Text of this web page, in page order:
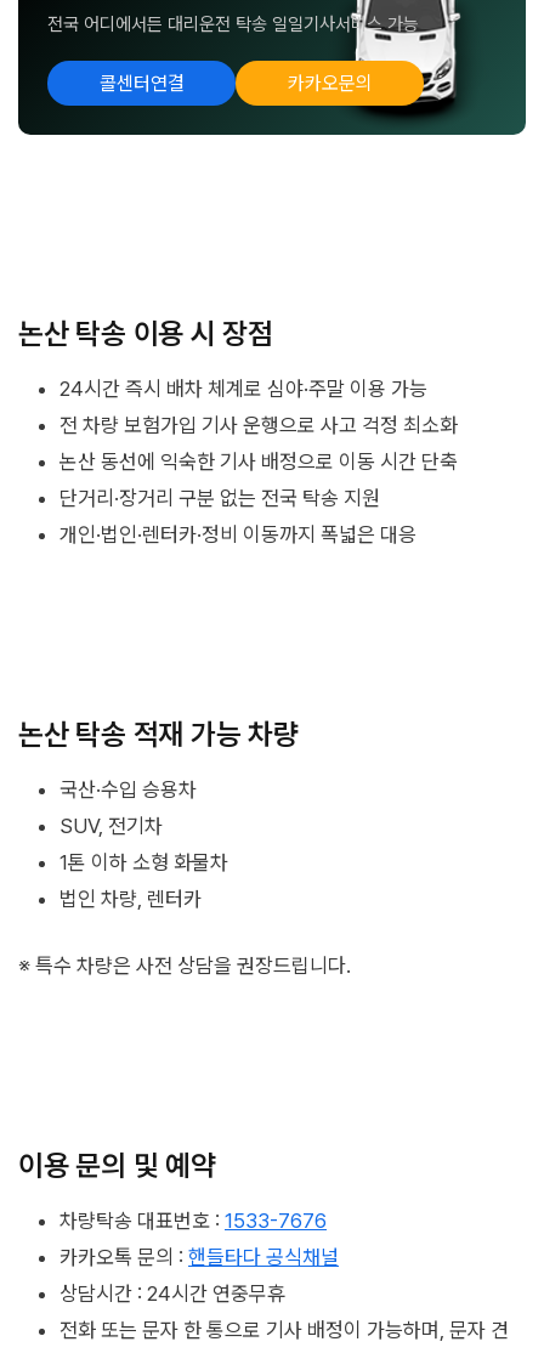
전국 어디에서든 대리운전 탁송 일일기사서비스 가능
콜센터연결 카카오문의
논산 탁송 이용 시 장점
24시간 즉시 배차 체계로 심야·주말 이용 가능
전 차량 보험가입 기사 운행으로 사고 걱정 최소화
논산 동선에 익숙한 기사 배정으로 이동 시간 단축
단거리·장거리 구분 없는 전국 탁송 지원
개인·법인·렌터카·정비 이동까지 폭넓은 대응
논산 탁송 적재 가능 차량
국산·수입 승용차
SUV, 전기차
1톤 이하 소형 화물차
법인 차량, 렌터카
※ 특수 차량은 사전 상담을 권장드립니다.
이용 문의 및 예약
차량탁송 대표번호 : 1533-7676
카카오톡 문의 : 핸들타다 공식채널
상담시간 : 24시간 연중무휴
전화 또는 문자 한 통으로 기사 배정이 가능하며, 문자 견